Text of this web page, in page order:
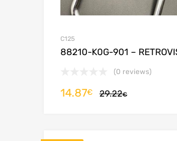
C125
88210-K0G-901 –
(0 reviews)
29.22€
14.87€